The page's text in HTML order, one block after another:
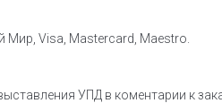
Мир, Visa, Mastercard, Maestro.
УПД в коментарии к